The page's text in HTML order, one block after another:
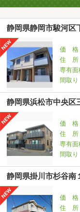
静岡県静岡市駿河区
価 格
住 所
専有面
間取り
静岡県浜松市中央区
価 格
住 所
専有面
間取り
静岡県掛川市杉谷南
価 格
住 所